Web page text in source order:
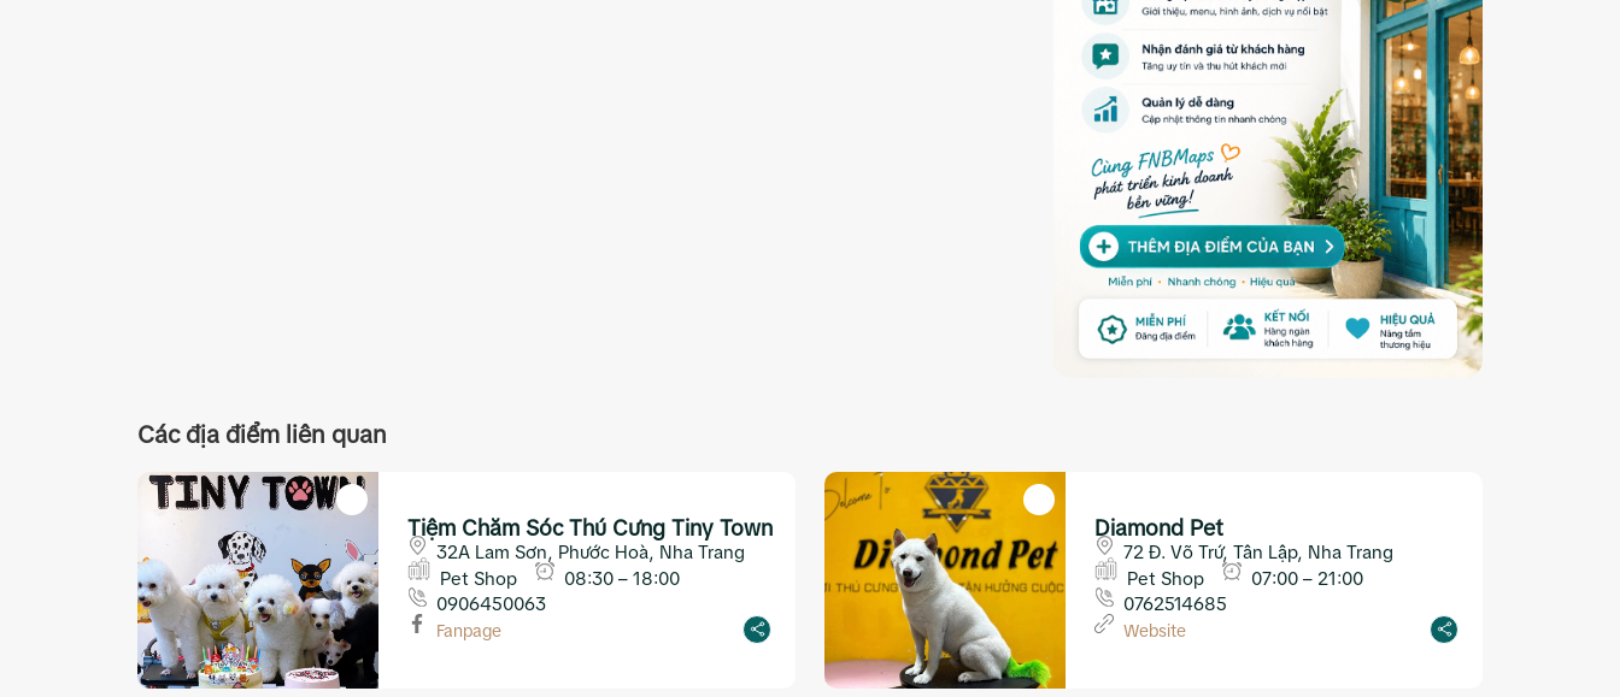
Các địa điểm liên quan
Tiệm Chăm Sóc Thú Cưng Tiny Town
32A Lam Sơn, Phước Hoà, Nha Trang
Pet Shop
08:30 – 18:00
0906450063
Fanpage
Diamond Pet
72 Đ. Võ Trứ, Tân Lập, Nha Trang
Pet Shop
07:00 – 21:00
0762514685
Website